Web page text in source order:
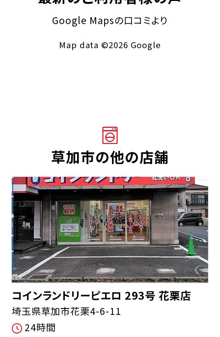
Google Mapsの口コミより
Map data ©2026 Google
草加市の他の店舗
コインランドリーピエロ 293号 花栗店
埼玉県草加市花栗4-6-11
24時間